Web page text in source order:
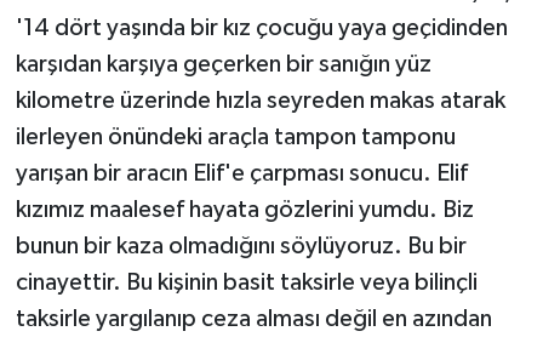
'14 dört yaşında bir kız çocuğu yaya geçidinden
karşıdan karşıya geçerken bir sanığın yüz
kilometre üzerinde hızla seyreden makas atarak
ilerleyen önündeki araçla tampon tamponu
yarışan bir aracın Elif'e çarpması sonucu. Elif
kızımız maalesef hayata gözlerini yumdu. Biz
bunun bir kaza olmadığını söylüyoruz. Bu bir
cinayettir. Bu kişinin basit taksirle veya bilinçli
taksirle yargılanıp ceza alması değil en azından